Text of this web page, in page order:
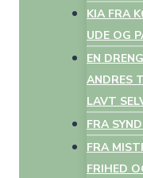
KIA FRA
UDE OG
EN
ANDRES
LAVT
FRA
FRA
FRIHED